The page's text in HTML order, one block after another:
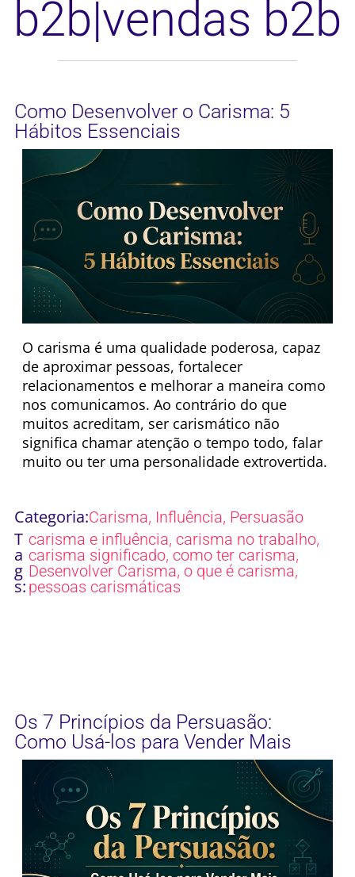
b2b|vendas b2b
Como Desenvolver o Carisma: 5
Hábitos Essenciais
O carisma é uma qualidade poderosa, capaz
de aproximar pessoas, fortalecer
relacionamentos e melhorar a maneira como
nos comunicamos. Ao contrário do que
muitos acreditam, ser carismático não
significa chamar atenção o tempo todo, falar
muito ou ter uma personalidade extrovertida.
Categoria:Carisma, Influência, Persuasão
T
a
g
s:
carisma e influência, carisma no trabalho,
carisma significado, como ter carisma,
Desenvolver Carisma, o que é carisma,
pessoas carismáticas
Os 7 Princípios da Persuasão:
Como Usá-los para Vender Mais